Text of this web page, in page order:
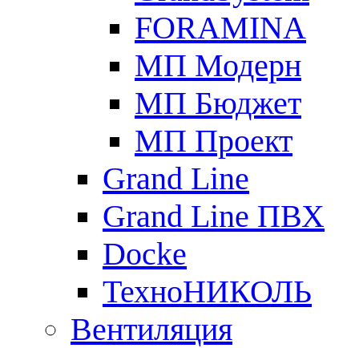
FORAMINA
МП Модерн
МП Бюджет
МП Проект
Grand Line
Grand Line ПВХ
Docke
ТехноНИКОЛЬ
Вентиляция